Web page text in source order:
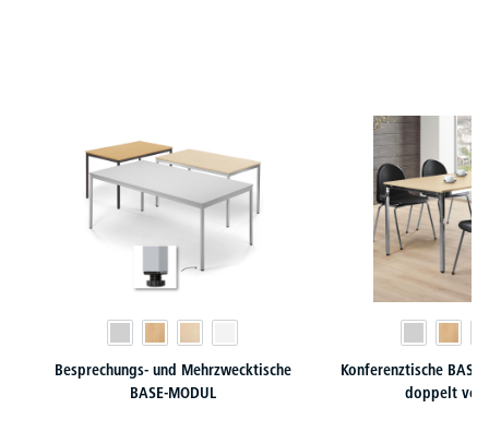
Besprechungs- und Mehrzwecktische
BASE-MODUL
Konferenztische
doppelt